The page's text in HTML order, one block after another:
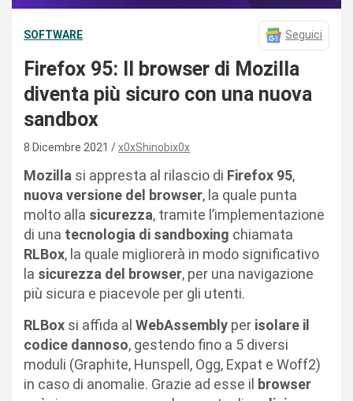
SOFTWARE Seguici
Firefox 95: Il browser di Mozilla
diventa più sicuro con una nuova
sandbox
8 Dicembre 2021 x0xShinobix0x
Mozilla si appresta al rilascio di Firefox 95,
nuova versione del browser, la quale punta
molto alla sicurezza, tramite l’implementazione
di una tecnologia di sandboxing chiamata
RLBox, la quale migliorerà in modo significativo
la sicurezza del browser, per una navigazione
più sicura e piacevole per gli utenti.
RLBox si affida al WebAssembly per isolare il
codice dannoso, gestendo fino a 5 diversi
moduli (Graphite, Hunspell, Ogg, Expat e Woff2)
in caso di anomalie. Grazie ad esse il browser